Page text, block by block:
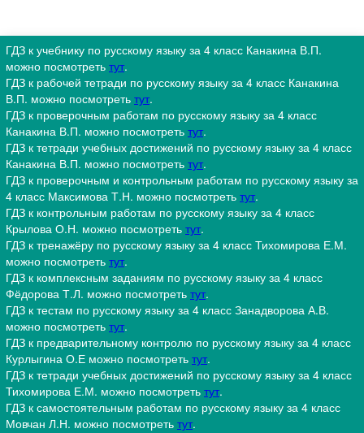
ГДЗ к учебнику по русскому языку за 4 класс Канакина В.П.
можно посмотреть тут.
ГДЗ к рабочей тетради по русскому языку за 4 класс Канакина
В.П. можно посмотреть тут.
ГДЗ к проверочным работам по русскому языку за 4 класс
Канакина В.П. можно посмотреть тут.
ГДЗ к тетради учебных достижений по русскому языку за 4 класс
Канакина В.П. можно посмотреть тут.
ГДЗ к проверочным и контрольным работам по русскому языку за
4 класс Максимова Т.Н. можно посмотреть тут.
ГДЗ к контрольным работам по русскому языку за 4 класс
Крылова О.Н. можно посмотреть тут.
ГДЗ к тренажёру по русскому языку за 4 класс Тихомирова Е.М.
можно посмотреть тут.
ГДЗ к комплексным заданиям по русскому языку за 4 класс
Фёдорова Т.Л. можно посмотреть тут.
ГДЗ к тестам по русскому языку за 4 класс Занадворова А.В.
можно посмотреть тут.
ГДЗ к предварительному контролю по русскому языку за 4 класс
Курлыгина О.Е можно посмотреть тут.
ГДЗ к тетради учебных достижений по русскому языку за 4 класс
Тихомирова Е.М. можно посмотреть тут.
ГДЗ к самостоятельным работам по русскому языку за 4 класс
Мовчан Л.Н. можно посмотреть тут.